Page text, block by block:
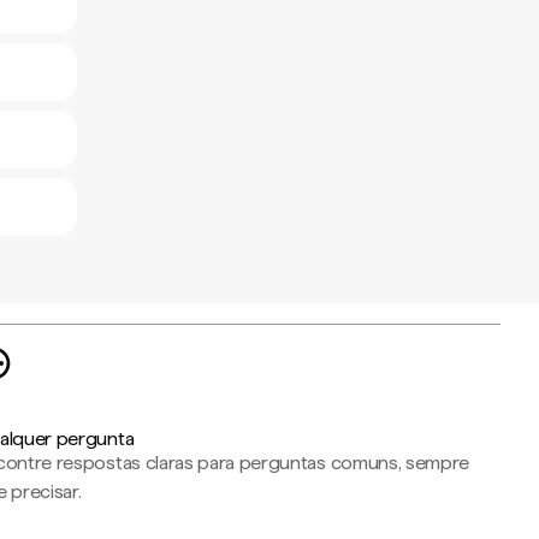
pergunta
respostas claras para perguntas comuns, sempre
precisar.